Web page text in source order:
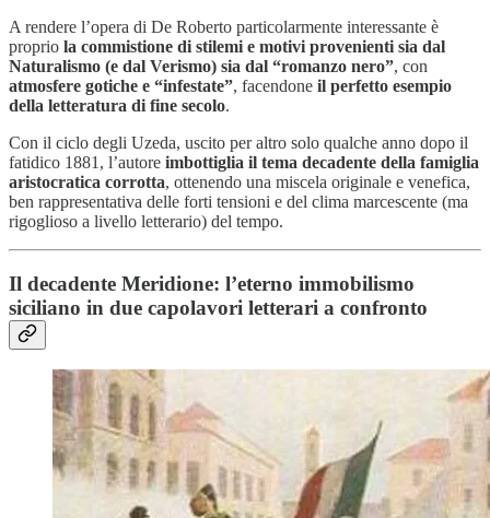
A rendere l’opera di De Roberto particolarmente interessante è
proprio la commistione di stilemi e motivi provenienti sia dal
Naturalismo (e dal Verismo) sia dal “romanzo nero”, con
atmosfere gotiche e “infestate”, facendone il perfetto esempio
della letteratura di fine secolo.
Con il ciclo degli Uzeda, uscito per altro solo qualche anno dopo il
fatidico 1881, l’autore imbottiglia il tema decadente della famiglia
aristocratica corrotta, ottenendo una miscela originale e venefica,
ben rappresentativa delle forti tensioni e del clima marcescente (ma
rigoglioso a livello letterario) del tempo.
Il decadente Meridione: l’eterno immobilismo
siciliano in due capolavori letterari a confronto